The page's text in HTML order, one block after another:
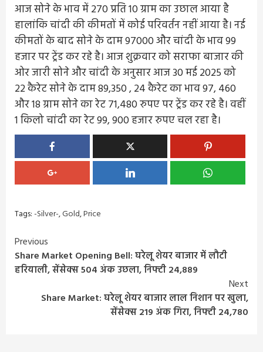
आज सोने के भाव में 270 प्रति 10 ग्राम का उछाल आया है
हालांकि चांदी की कीमतों में कोई परिवर्तन नहीं आया है। नई
कीमतों के बाद सोने के दाम 97000 और चांदी के भाव 99
हजार पर ट्रेंड कर रहे है। आज शुक्रवार को सराफा बाजार की
ओर जारी सोने और चांदी के अनुसार आज 30 मई 2025 को
22 कैरेट सोने के दाम 89,350 , 24 कैरेट का भाव 97, 460
और 18 ग्राम सोने का रेट 71,480 रुपए पर ट्रेंड कर रहे है। वहीं
1 किलो चांदी का रेट 99, 900 हजार रुपए चल रहा है।
Tags:-Silver-,Gold,Price
Continue
Reading
Previous
Share Market Opening Bell: घरेलू शेयर बाजार में लौटी
हरियाली, सेंसेक्स 504 अंक उछला, निफ्टी 24,889
Next
Share Market: घरेलू शेयर बाजार लाल निशान पर खुला,
सेंसेक्स 219 अंक गिरा, निफ्टी 24,780